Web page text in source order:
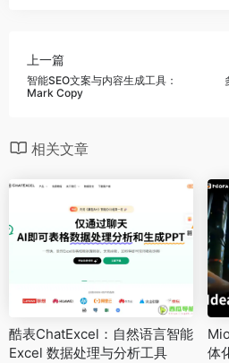
上一篇
智能SEO文案与内容生成工具：
Mark Copy
相关文章
酷表ChatExcel：自然语言智能
Excel 数据处理与分析工具
体